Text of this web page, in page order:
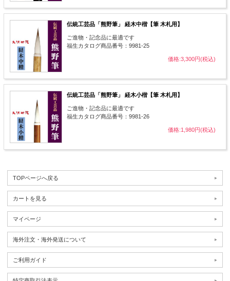
伝統工芸品「熊野筆」 経木中楷【筆 木札用】
ご進物・記念品に最適です
福生カタログ商品番号：9981-25
価格:3,300円(税込)
伝統工芸品「熊野筆」 経木小楷【筆 木札用】
ご進物・記念品に最適です
福生カタログ商品番号：9981-26
価格:1,980円(税込)
TOPページへ戻る
カートを見る
マイページ
海外注文・海外発送について
ご利用ガイド